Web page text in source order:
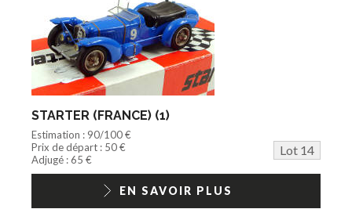
STARTER (FRANCE) (1)
Estimation : 90/100 €
Prix de départ : 50 €
Lot 14
Adjugé : 65 €
EN SAVOIR PLUS